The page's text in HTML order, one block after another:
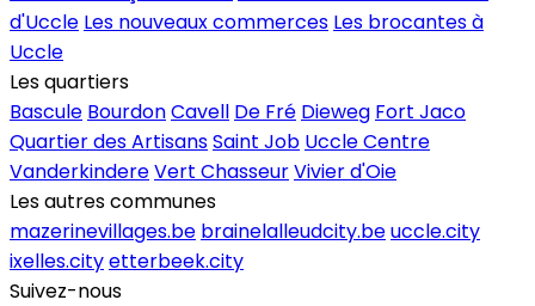
d'Uccle Les nouveaux commerces Les brocantes à
Uccle
Les quartiers
Bascule BourdonCavell De Fré Dieweg Fort Jaco
Quartier des ArtisansSaint Job Uccle Centre
VanderkindereVert ChasseurVivier d'Oie
Les autres communes
mazerinevillages.be brainelalleudcity.beuccle.city
ixelles.cityetterbeek.city
Suivez-nous